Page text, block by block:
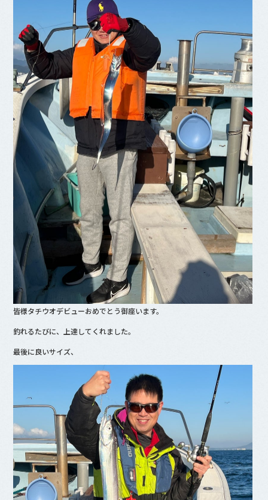
皆様タチウオデビューおめでとう御座います。
釣れるたびに、上達してくれました。
最後に良いサイズ、